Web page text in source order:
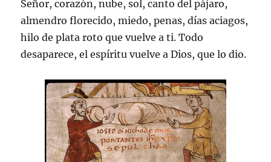
Señor, corazón, nube, sol, canto del pájaro,
almendro florecido, miedo, penas, días aciagos,
hilo de plata roto que vuelve a ti. Todo
desaparece, el espíritu vuelve a Dios, que lo dio.